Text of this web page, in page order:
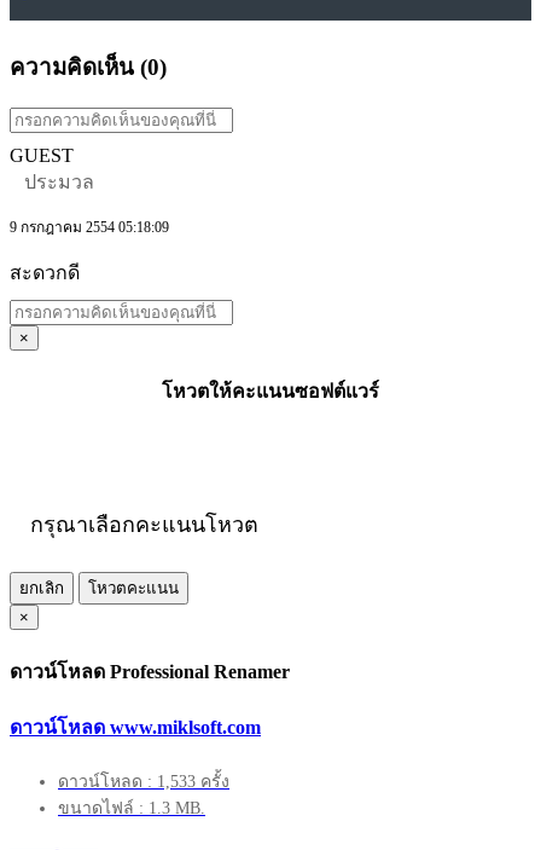
ความคิดเห็น (0)
GUEST
ประมวล
9 กรกฎาคม 2554 05:18:09
สะดวกดี
×
โหวตให้คะแนนซอฟต์แวร์
กรุณาเลือกคะแนนโหวต
ยกเลิก
โหวตคะแนน
×
ดาวน์โหลด Professional Renamer
ดาวน์โหลด www.miklsoft.com
ดาวน์โหลด : 1,533 ครั้ง
ขนาดไฟล์ : 1.3 MB.